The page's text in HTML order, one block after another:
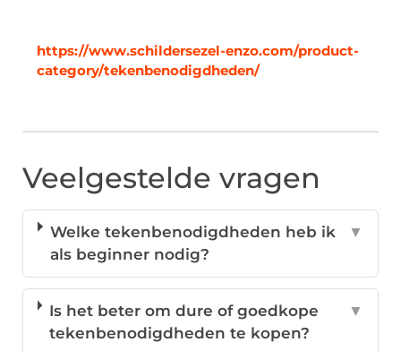
https://www.schildersezel-enzo.com/product-
category/tekenbenodigdheden/
Veelgestelde vragen
Welke tekenbenodigdheden heb ik
als beginner nodig?
▼
Is het beter om dure of goedkope
tekenbenodigdheden te kopen?
▼